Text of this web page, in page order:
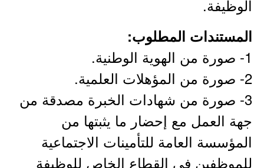
الوظيفة.
المستندات المطلوب:
1- صورة من الهوية الوطنية.
2- صورة من المؤهلات العلمية.
3- صورة من شهادات الخبرة مصدقة من
جهة العمل مع إحضار ما يثبتها من
المؤسسة العامة للتأمينات الاجتماعية
للموظفين في القطاع الخاص للوظيفة